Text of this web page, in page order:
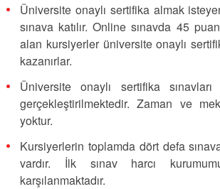
Üniversite onaylı sertifika almak
sınava katılır. Online sınavda 45
alan kursiyerler üniversite onaylı
kazanırlar.
Üniversite onaylı sertifika
gerçekleştirilmektedir. Zaman ve
yoktur.
Kursiyerlerin toplamda dört defa
vardır. İlk sınav harcı
karşılanmaktadır.